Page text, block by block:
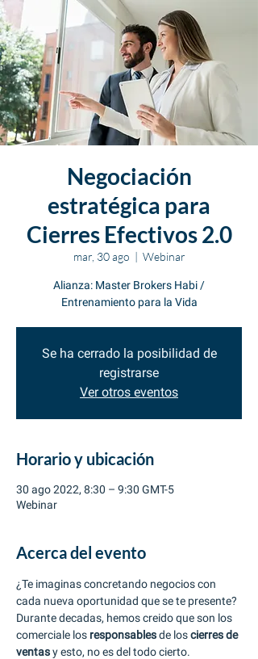
Negociación
estratégica para
Cierres Efectivos 2.0
mar, 30 ago
  |
Webinar
Alianza: Master Brokers Habi /
Entrenamiento para la Vida
Se ha cerrado la posibilidad de
registrarse
Ver otros eventos
Horario y ubicación
30 ago 2022, 8:30 – 9:30 GMT-5
Webinar
Acerca del evento
¿Te imaginas concretando negocios con
cada nueva oportunidad que se te presente?
Durante decadas, hemos creido que son los
comerciale los responsables de los cierres de
ventas y esto, no es del todo cierto.